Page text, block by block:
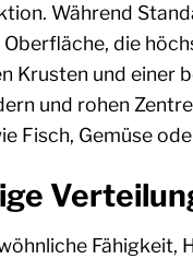
Während
die
Krusten und einer
und rohen
Fisch, Gemüse
Fähigkeit,